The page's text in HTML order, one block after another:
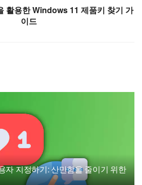
활용한 Windows 11 제품키 찾기 가
이드
자 지정하기: 산만함을 줄이기 위한